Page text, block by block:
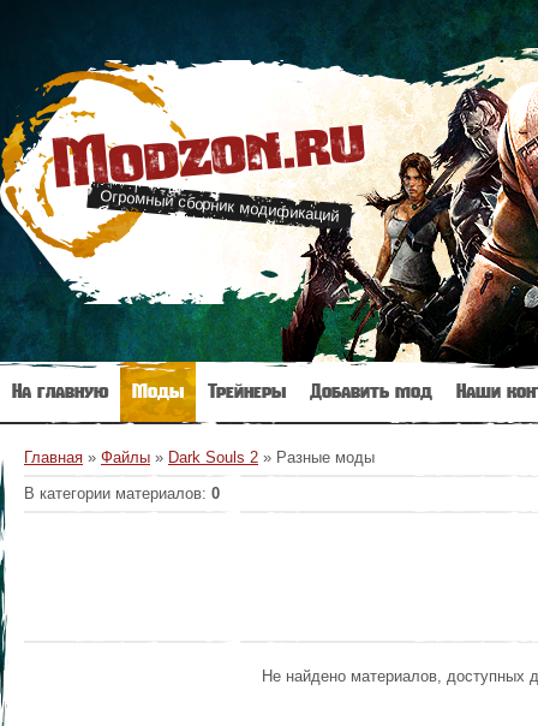
Modzon.ru
Огромный сборник модификаций
На главную Моды Трейнеры Добавить мод Наши
Главная » Файлы » Dark Souls 2 » Разные моды
В категории материалов: 0
Не найдено материалов, доступных